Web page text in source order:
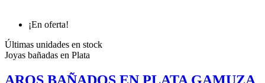
¡En oferta!
Últimas unidades en stock
Joyas bañadas en Plata